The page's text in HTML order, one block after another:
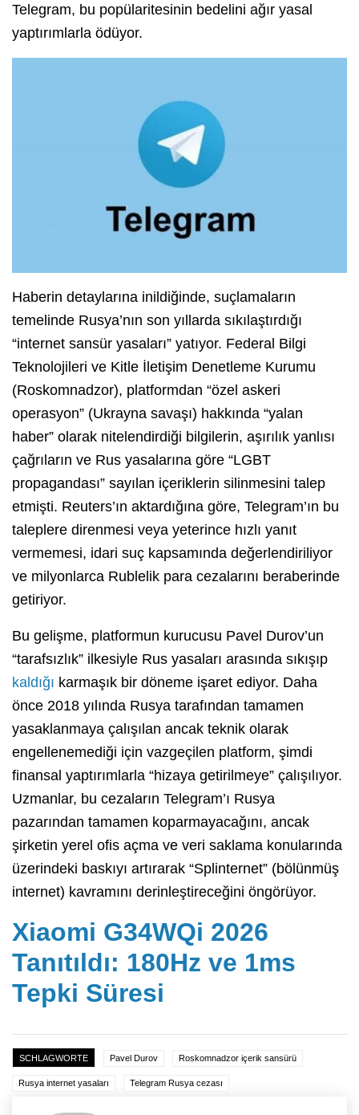
Telegram, bu popülaritesinin bedelini ağır yasal
yaptırımlarla ödüyor.
Haberin detaylarına inildiğinde, suçlamaların
temelinde Rusya’nın son yıllarda sıkılaştırdığı
“internet sansür yasaları” yatıyor. Federal Bilgi
Teknolojileri ve Kitle İletişim Denetleme Kurumu
(Roskomnadzor), platformdan “özel askeri
operasyon” (Ukrayna savaşı) hakkında “yalan
haber” olarak nitelendirdiği bilgilerin, aşırılık yanlısı
çağrıların ve Rus yasalarına göre “LGBT
propagandası” sayılan içeriklerin silinmesini talep
etmişti. Reuters’ın aktardığına göre, Telegram’ın bu
taleplere direnmesi veya yeterince hızlı yanıt
vermemesi, idari suç kapsamında değerlendiriliyor
ve milyonlarca Rublelik para cezalarını beraberinde
getiriyor.
Bu gelişme, platformun kurucusu Pavel Durov’un
“tarafsızlık” ilkesiyle Rus yasaları arasında sıkışıp
kaldığı karmaşık bir döneme işaret ediyor. Daha
önce 2018 yılında Rusya tarafından tamamen
yasaklanmaya çalışılan ancak teknik olarak
engellenemediği için vazgeçilen platform, şimdi
finansal yaptırımlarla “hizaya getirilmeye” çalışılıyor.
Uzmanlar, bu cezaların Telegram’ı Rusya
pazarından tamamen koparmayacağını, ancak
şirketin yerel ofis açma ve veri saklama konularında
üzerindeki baskıyı artırarak “Splinternet” (bölünmüş
internet) kavramını derinleştireceğini öngörüyor.
Xiaomi G34WQi 2026
Tanıtıldı: 180Hz ve 1ms
Tepki Süresi
SCHLAGWORTE Pavel Durov Roskomnadzor içerik sansürü
Rusya internet yasaları Telegram Rusya cezası